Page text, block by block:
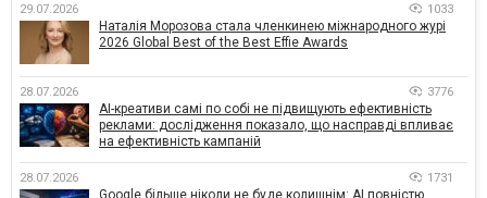
29.07.2026 1033
Наталія Морозова стала членкинею міжнародного журі
2026 Global Best of the Best Effie Awards
28.07.2026 3776
AI-креативи самі по собі не підвищують ефективність
реклами: дослідження показало, що насправді впливає
на ефективність кампаній
28.07.2026 1731
Google більше ніколи не буде колишнім: AI повністю